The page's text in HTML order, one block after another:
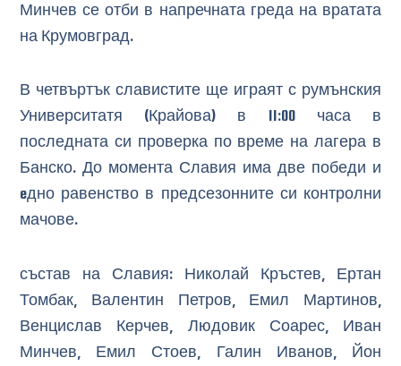
Минчев се отби в напречната греда на вратата
на Крумовград.
В четвъртък славистите ще играят с румънския
Университатя (Крайова) в 11:00 часа в
последната си проверка по време на лагера в
Банско. До момента Славия има две победи и
eдно равенство в предсезонните си контролни
мачове.
състав на Славия: Николай Кръстев, Ертан
Томбак, Валентин Петров, Емил Мартинов,
Венцислав Керчев, Людовик Соарес, Иван
Минчев, Емил Стоев, Галин Иванов, Йон